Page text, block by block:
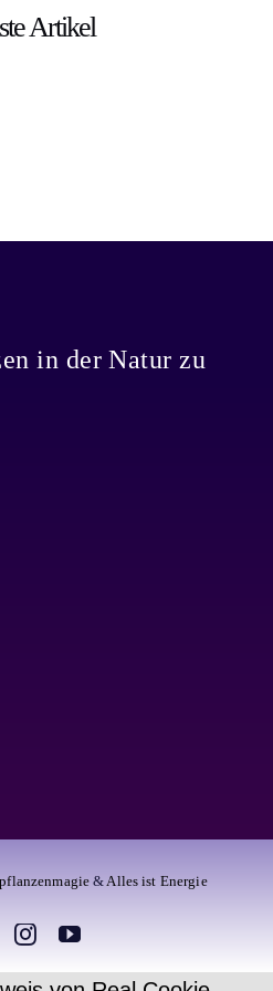
Artikel
in der Natur zu
& Alles ist Energie